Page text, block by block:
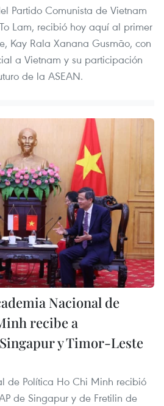
Partido Comunista de Vietnam
Lam, recibió hoy aquí al primer
Kay Rala Xanana Gusmão, con
a Vietnam y su participación
de la ASEAN.
Nacional de
recibe a
y Timor-Leste
de Política Ho Chi Minh recibió
de Singapur y de Fretilin de